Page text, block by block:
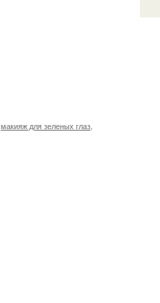
макияж для зеленых глаз